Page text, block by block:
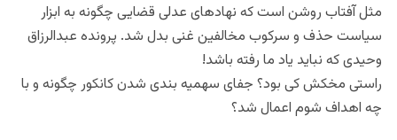
مثل آفتاب روشن است که نهادهای عدلی قضایی چگونه به ابزار
سیاست حذف و سرکوب مخالفین غنی بدل شد. پرونده عبدالرزاق
وحیدی که نباید یاد ما رفته باشد!
راستی مخکش کی بود؟ جفای سهمیه بندی شدن کانکور چگونه و با
چه اهداف شوم اعمال شد؟